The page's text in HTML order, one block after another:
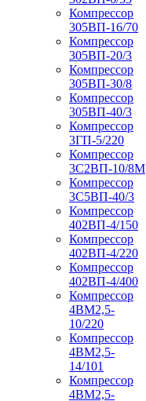
Компрессор
305ВП-16/70
Компрессор
305ВП-20/3
Компрессор
305ВП-30/8
Компрессор
305ВП-40/3
Компрессор
3ГП-5/220
Компрессор
3С2ВП-10/8М
Компрессор
3С5ВП-40/3
Компрессор
402ВП-4/150
Компрессор
402ВП-4/220
Компрессор
402ВП-4/400
Компрессор
4ВМ2,5-
10/220
Компрессор
4ВМ2,5-
14/101
Компрессор
4ВМ2,5-